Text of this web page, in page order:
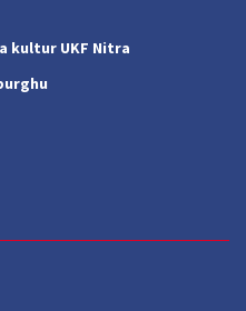
kultur UKF Nitra